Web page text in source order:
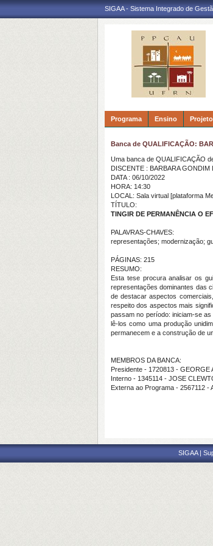
SIGAA - Sistema Integrado de
Programa Ensino
Banca de QUALIFICAÇÃO:
Uma banca de QUALIFICAÇÃO
DISCENTE : BARBARA GONDIM
DATA : 06/10/2022
HORA: 14:30
LOCAL: Sala virtual [plataforma
TÍTULO:
TINGIR DE PERMANÊNCIA O
PALAVRAS-CHAVES:
representações; modernização;
PÁGINAS: 215
RESUMO:
Esta tese procura analisar os
representações dominantes das
de destacaraspectos
respeito dos aspectos mais
passam no período: iniciam-se
lê-los como uma produção
permanecem e a construção de
MEMBROS DA BANCA:
Presidente - 1720813 - GEORGE
Interno - 1345114 - JOSE
Externa ao Programa - 2567112 -
SIGAA |